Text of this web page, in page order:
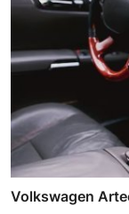
Volkswagen